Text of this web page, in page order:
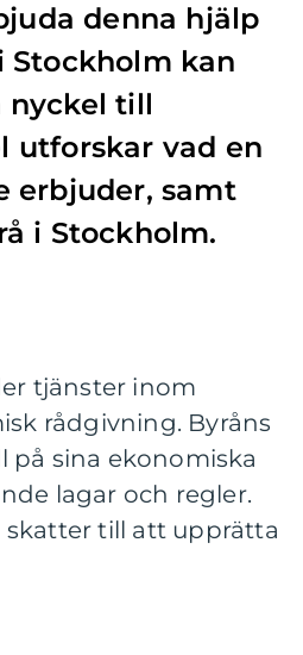
denna hjälp
Stockholm kan
nyckel till
utforskar vad en
erbjuder, samt
i Stockholm.
tjänster inom
rådgivning. Byråns
sina ekonomiska
lagar och regler.
till att upprätta